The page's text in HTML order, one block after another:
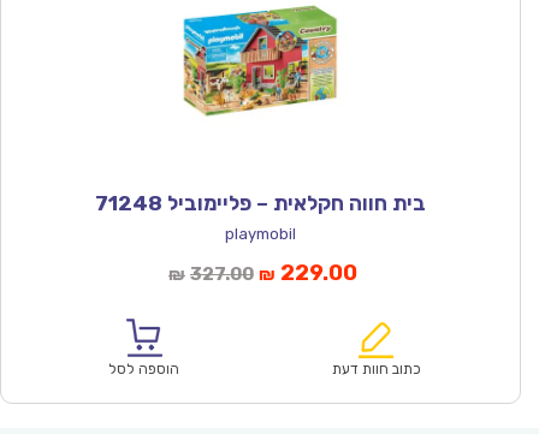
בית חווה חקלאית – פליימוביל 71248
playmobil
₪ 327.00המחיר
₪327.00.
₪ 229.00המחיר
הוא:
כתוב חוות דעת הוספה לסל